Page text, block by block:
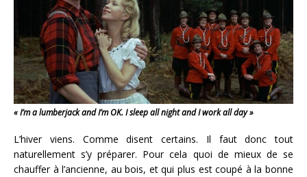
« I’m a lumberjack and I’m OK. I sleep all night and I work all day »
L’hiver viens. Comme disent certains. Il faut donc tout
naturellement s’y préparer. Pour cela quoi de mieux de se
chauffer à l’ancienne, au bois, et qui plus est coupé à la bonne